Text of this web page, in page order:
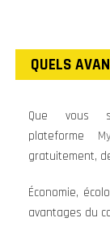
QUELS
Que vous
plateforme
gratuitement,
Économie,
avantages du